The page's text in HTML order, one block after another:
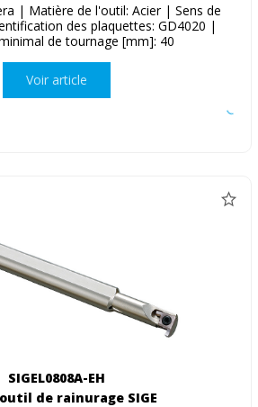
| Matière de l'outil: Acier | Sens de
des plaquettes: GD4020 |
de tournage [mm]: 40
Voir article
SIGEL0808A-EH
de rainurage SIGE